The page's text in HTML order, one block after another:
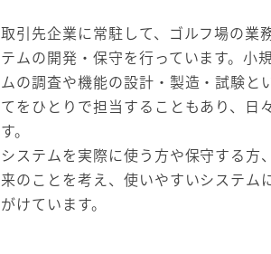
取引先企業に常駐して、ゴルフ場の業
テムの開発・保守を行っています。小
ムの調査や機能の設計・製造・試験と
てをひとりで担当することもあり、日
す。
システムを実際に使う方や保守する方
来のことを考え、使いやすいシステム
がけています。